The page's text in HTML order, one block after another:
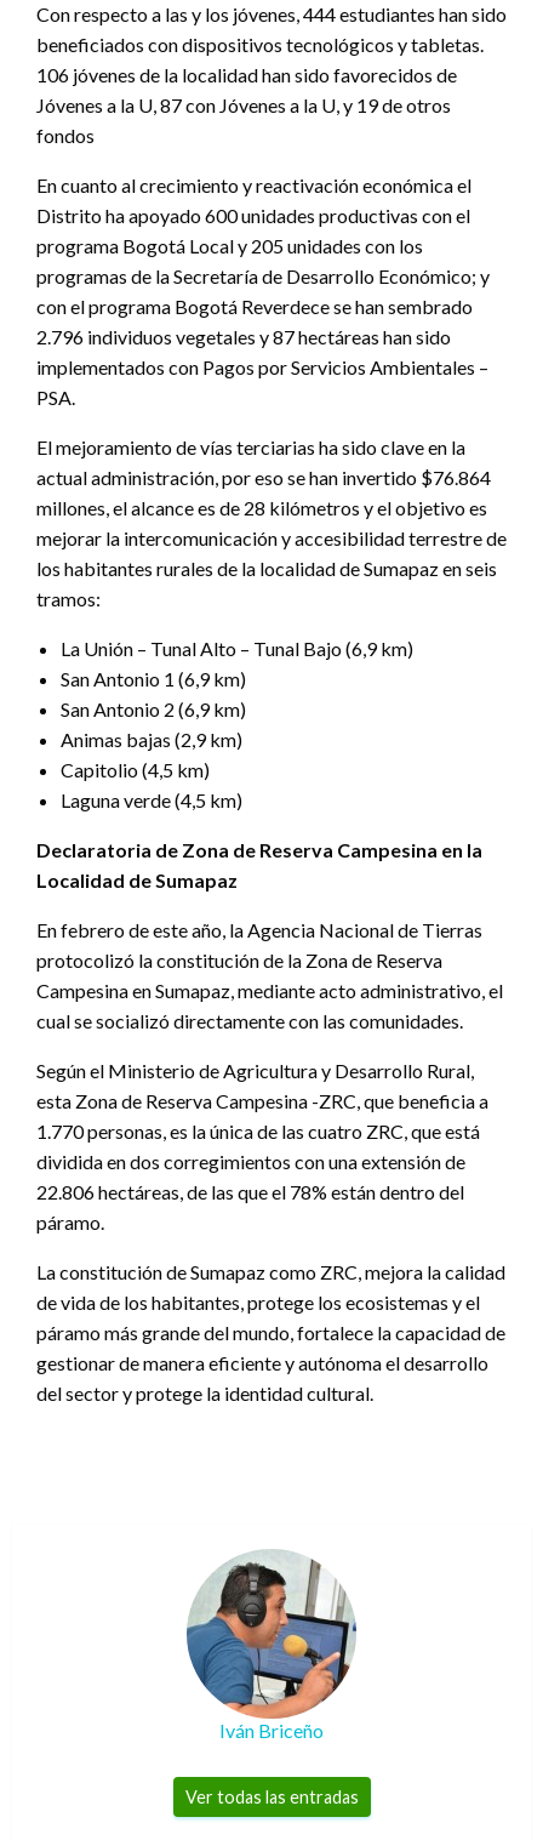
Con respecto a las y los jóvenes, 444 estudiantes han sido
beneficiados con dispositivos tecnológicos y tabletas.
106 jóvenes de la localidad han sido favorecidos de
Jóvenes a la U, 87 con Jóvenes a la U, y 19 de otros
fondos
En cuanto al crecimiento y reactivación económica el
Distrito ha apoyado 600 unidades productivas con el
programa Bogotá Local y 205 unidades con los
programas de la Secretaría de Desarrollo Económico; y
con el programa Bogotá Reverdece se han sembrado
2.796 individuos vegetales y 87 hectáreas han sido
implementados con Pagos por Servicios Ambientales –
PSA.
El mejoramiento de vías terciarias ha sido clave en la
actual administración, por eso se han invertido $76.864
millones, el alcance es de 28 kilómetros y el objetivo es
mejorar la intercomunicación y accesibilidad terrestre de
los habitantes rurales de la localidad de Sumapaz en seis
tramos:
La Unión – Tunal Alto – Tunal Bajo (6,9 km)
San Antonio 1 (6,9 km)
San Antonio 2 (6,9 km)
Animas bajas (2,9 km)
Capitolio (4,5 km)
Laguna verde (4,5 km)
Declaratoria de Zona de Reserva Campesina en la
Localidad de Sumapaz
En febrero de este año, la Agencia Nacional de Tierras
protocolizó la constitución de la Zona de Reserva
Campesina en Sumapaz, mediante acto administrativo, el
cual se socializó directamente con las comunidades.
Según el Ministerio de Agricultura y Desarrollo Rural,
esta Zona de Reserva Campesina -ZRC, que beneficia a
1.770 personas, es la única de las cuatro ZRC, que está
dividida en dos corregimientos con una extensión de
22.806 hectáreas, de las que el 78% están dentro del
páramo.
La constitución de Sumapaz como ZRC, mejora la calidad
de vida de los habitantes, protege los ecosistemas y el
páramo más grande del mundo, fortalece la capacidad de
gestionar de manera eficiente y autónoma el desarrollo
del sector y protege la identidad cultural.
Iván Briceño
Ver todas las entradas